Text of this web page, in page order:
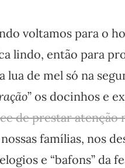
voltamos para o
lindo, então para
lua de mel só na
” os docinhos e
de prestar
famílias, nos
e “bafons” da